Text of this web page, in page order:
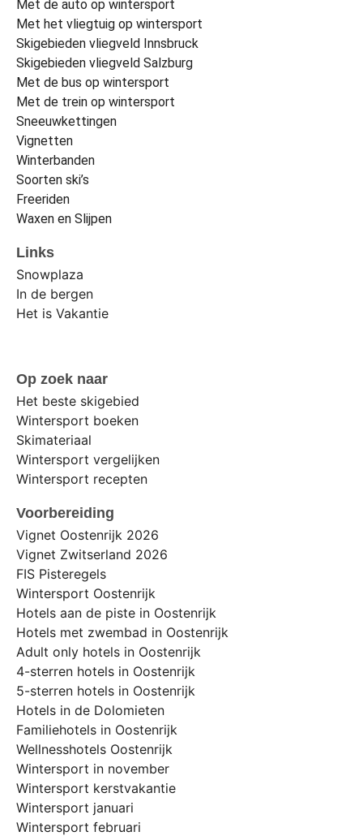
Met de auto op wintersport
Met het vliegtuig op wintersport
Skigebieden vliegveld Innsbruck
Skigebieden vliegveld Salzburg
Met de bus op wintersport
Met de trein op wintersport
Sneeuwkettingen
Vignetten
Winterbanden
Soorten ski’s
Freeriden
Waxen en Slijpen
Links
Snowplaza
In de bergen
Het is Vakantie
Op zoek naar
Het beste skigebied
Wintersport boeken
Skimateriaal
Wintersport vergelijken
Wintersport recepten
Voorbereiding
Vignet Oostenrijk 2026
Vignet Zwitserland 2026
FIS Pisteregels
Wintersport Oostenrijk
Hotels aan de piste in Oostenrijk
Hotels met zwembad in Oostenrijk
Adult only hotels in Oostenrijk
4-sterren hotels in Oostenrijk
5-sterren hotels in Oostenrijk
Hotels in de Dolomieten
Familiehotels in Oostenrijk
Wellnesshotels Oostenrijk
Wintersport in november
Wintersport kerstvakantie
Wintersport januari
Wintersport februari